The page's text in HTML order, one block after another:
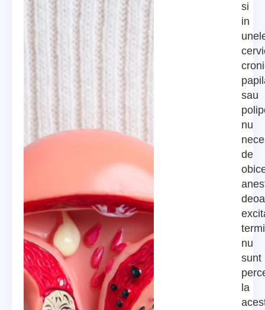
si
in
sau
nu
de
nu
sunt
la